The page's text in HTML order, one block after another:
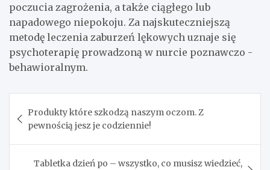
poczucia zagrożenia, a także ciągłego lub
napadowego niepokoju. Za najskuteczniejszą
metodę leczenia zaburzeń lękowych uznaje się
psychoterapię prowadzoną w nurcie poznawczo -
behawioralnym.
wpisu
Produkty które szkodzą naszym oczom. Z
pewnością jesz je codziennie!
Tabletka dzień po – wszystko, co musisz wiedzieć,